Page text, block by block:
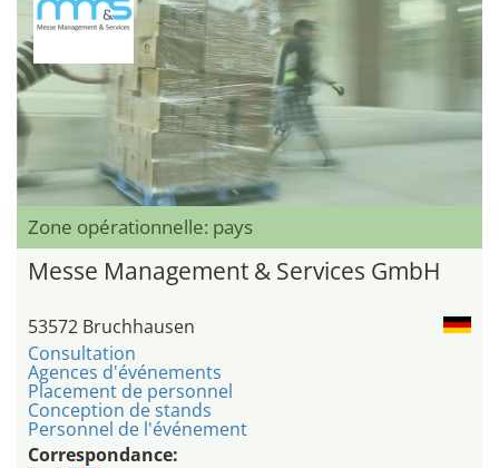
Zone opérationnelle: pays
Messe Management & Services GmbH
53572 Bruchhausen
Consultation
Agences d'événements
Placement de personnel
Conception de stands
Personnel de l'événement
Correspondance: